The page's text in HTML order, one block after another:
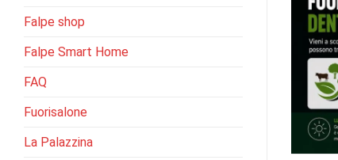
Falpe shop
Falpe Smart Home
FAQ
Fuorisalone
La Palazzina